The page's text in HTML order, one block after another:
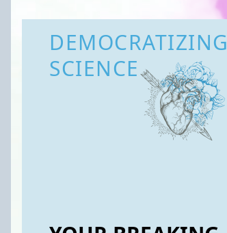
DEMOCRATIZING
SCIENCE